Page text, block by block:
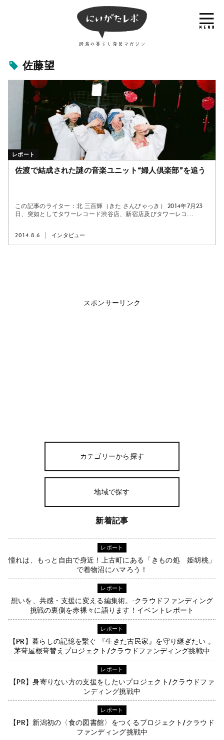
佐藤望
佐渡で結成された謎の音楽ユニット“婦人倶楽部”を追う
この記事のライター：北 三百輝（きた さんびゃっき） 2014年7月23
日、突如としてタワーレコード渋谷店、新宿店及びタワーレコ...
2014.8.6 インタビュー
レポート
スポンサーリンク
カテゴリーから探す
地域で探す
新着記事
レポート
憧れは、もっと自由で身近！上古町にある「きもの処 姫胡桃」
で着物沼にハマろう！
レポート
想いを、共感・支援に変える編集術。-クラウドファンディング
挑戦の裏側を赤裸々に語ります！イベントレポート
レポート
【PR】暮らしの記憶を繋ぐ 『生きた古民家』を守り継ぎたい 。
茅葺屋根葺替えプロジェクト/クラウドファンディング挑戦中
レポート
【PR】身寄りない方の支援をしたいプロジェクト/クラウドファ
ンディング挑戦中
レポート
【PR】新潟初の〈食の図書館〉をつくるプロジェクト/クラウド
ファンディング挑戦中